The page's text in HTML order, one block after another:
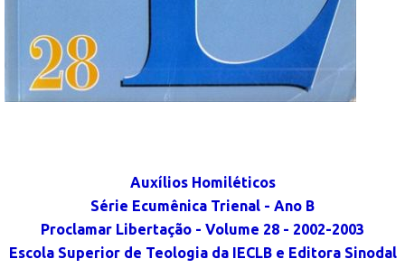
Auxílios Homiléticos
Série Ecumênica Trienal - Ano B
Proclamar Libertação - Volume 28 - 2002-2003
Escola Superior de Teologia da IECLB e Editora Sinodal